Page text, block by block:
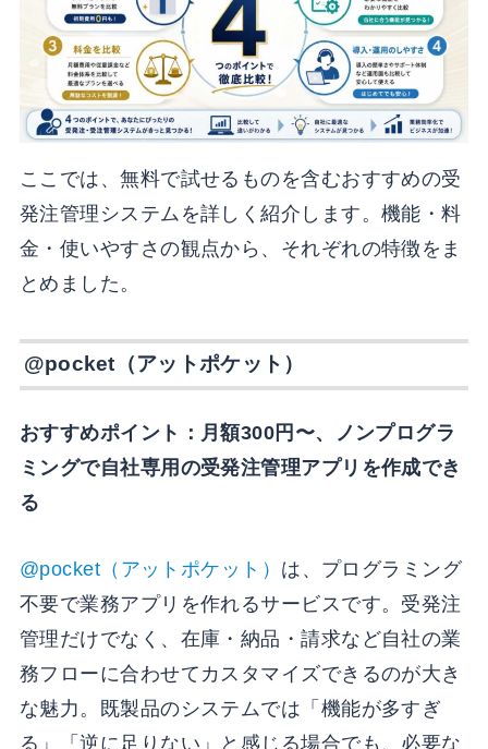
ここでは、無料で試せるものを含むおすすめの受
発注管理システムを詳しく紹介します。機能・料
金・使いやすさの観点から、それぞれの特徴をま
とめました。
@pocket（アットポケット）
おすすめポイント：月額300円〜、ノンプログラ
ミングで自社専用の受発注管理アプリを作成でき
る
@pocket（アットポケット） は、プログラミング
不要で業務アプリを作れるサービスです。受発注
管理だけでなく、在庫・納品・請求など自社の業
務フローに合わせてカスタマイズできるのが大き
な魅力。既製品のシステムでは「機能が多すぎ
る」「逆に足りない」と感じる場合でも、必要な